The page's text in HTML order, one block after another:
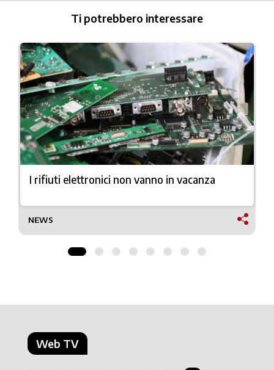
Ti potrebbero interessare
I rifiuti elettronici non vanno in vacanza
NEWS
Web TV